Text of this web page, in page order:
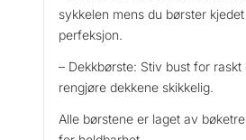
sykkelen mens du børster
perfeksjon.
– Dekkbørste: Stiv bust for
rengjøre dekkene skikkelig.
Alle børstene er laget av